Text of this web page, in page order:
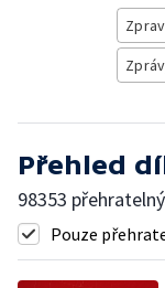
Přehled
98353
Pouze